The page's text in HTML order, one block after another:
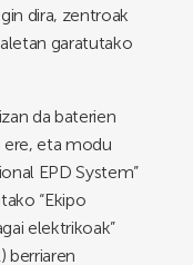
dira, zentroak
garatutako
da baterien
eta modu
EPD System”
“Ekipo
elektrikoak”
berriaren